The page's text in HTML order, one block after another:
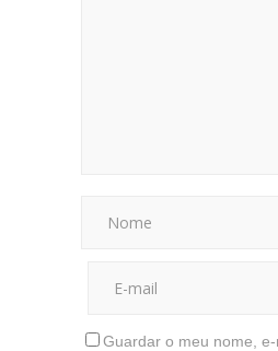
Guardar o meu nome, e-